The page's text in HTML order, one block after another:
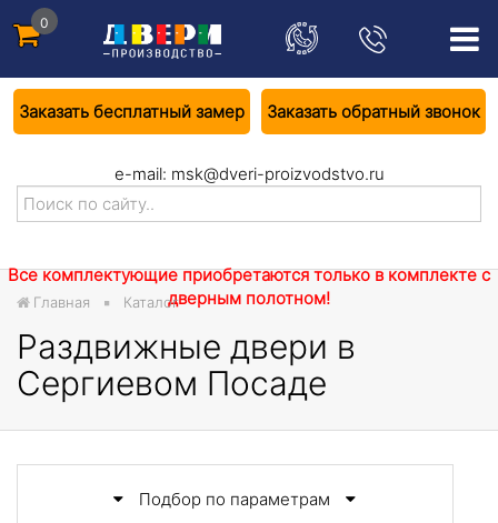
0
Заказать бесплатный замер Заказать обратный звонок
e-mail: msk@dveri-proizvodstvo.ru
Все комплектующие приобретаются только в комплекте с
дверным полотном!
Главная Каталог
Раздвижные двери в
Сергиевом Посаде
Подбор по параметрам